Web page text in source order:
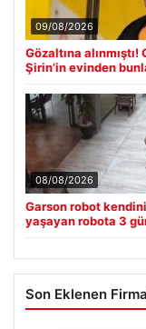
09/08/2026
Gözaltına
Şirin’in evinden
08/08/2026
Garson robot
yaşayan robota 3
Son Eklenen